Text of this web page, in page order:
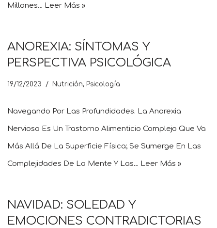
Millones… Leer Más »
ANOREXIA: SÍNTOMAS Y
PERSPECTIVA PSICOLÓGICA
19/12/2023 Nutrición, Psicología
Navegando Por Las Profundidades. La Anorexia
Nerviosa Es Un Trastorno Alimenticio Complejo Que Va
Más Allá De La Superficie Física; Se Sumerge En Las
Complejidades De La Mente Y Las… Leer Más »
NAVIDAD: SOLEDAD Y
EMOCIONES CONTRADICTORIAS